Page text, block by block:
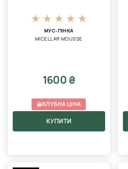
МУС-ПІНКА
MICELLAR MOUSSE
1600 ₴
КЛУБНА ЦІНА
КУПИТИ